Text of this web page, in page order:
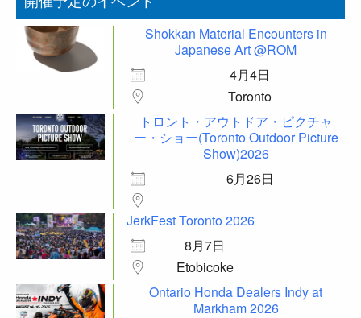
Shokkan Material Encounters in
Japanese Art @ROM
4月4日
Toronto
トロント・アウトドア・ピクチャ
ー・ショー(Toronto Outdoor Picture
Show)2026
6月26日
JerkFest Toronto 2026
8月7日
Etobicoke
Ontario Honda Dealers Indy at
Markham 2026